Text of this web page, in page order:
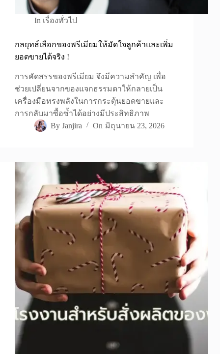
In เรื่องทั่วไป
กลยุทธ์เลือกของพรีเมียมให้มัดใจลูกค้าและเพิ่ม
ยอดขายได้จริง !
การคัดสรรของพรีเมียม จึงมีความสำคัญ เพื่อ
ช่วยเปลี่ยนจากของแจกธรรมดาให้กลายเป็น
เครื่องมือทรงพลังในการกระตุ้นยอดขายและ
การกลับมาซื้อซ้ำได้อย่างมีประสิทธิภาพ
By Janjira On มิถุนายน 23, 2026